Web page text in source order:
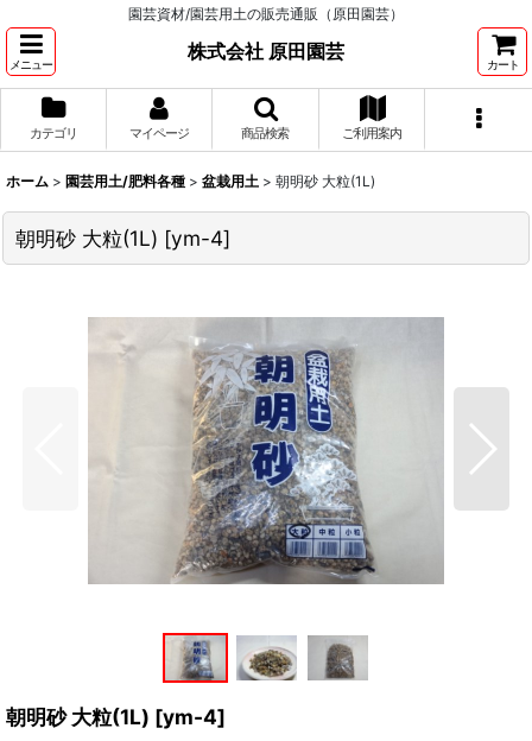
園芸資材/園芸用土の販売通販（原田園芸）
メニュー
株式会社 原田園芸
カート
カテゴリ マイページ 商品検索 ご利用案内
ホーム > 園芸用土/肥料各種 > 盆栽用土 > 朝明砂 大粒(1L)
朝明砂 大粒(1L) [ym-4]
朝明砂 大粒(1L) [ym-4]